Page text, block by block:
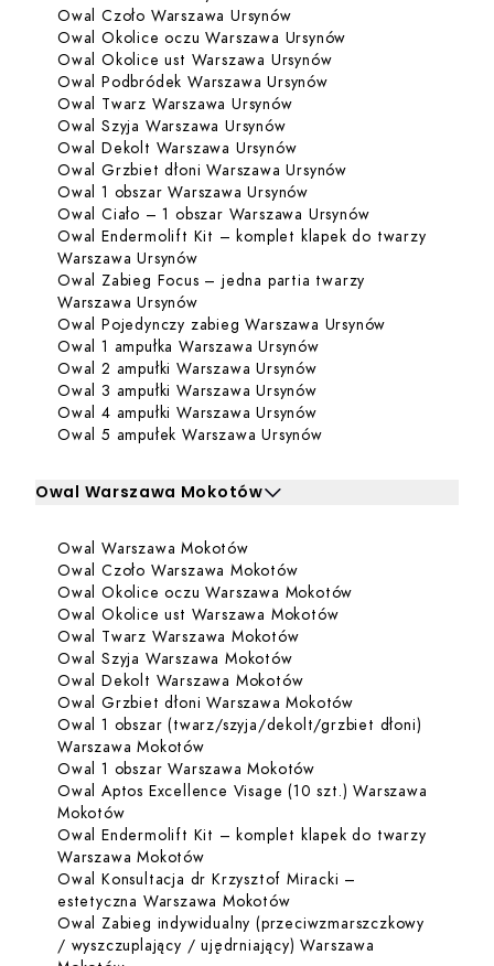
Owal Czoło Warszawa UrsynówDowiedz się więcej o
Owal Okolice oczu Warszawa Ursynów
Owal Okolice ust Warszawa UrsynówDowiedz się więcej
Owal Podbródek Warszawa UrsynówDowiedz się więcej o
Owal Twarz Warszawa UrsynówDowiedz się więcej o
Owal Szyja Warszawa UrsynówDowiedz się więcej o Owal
Owal Dekolt Warszawa UrsynówDowiedz się więcej o
Owal Grzbiet dłoni Warszawa Ursynów
Owal 1 obszar Warszawa Ursynów
Owal Ciało – 1 obszar Warszawa UrsynówDowiedz się
Owal Endermolift Kit – komplet klapek do twarzy
Warszawa UrsynówDowiedz się więcej o Owal
Owal Zabieg Focus – jedna partia twarzy
Warszawa UrsynówDowiedz się więcej o Owal Zabieg
Owal Pojedynczy zabieg Warszawa Ursynów
Owal 1 ampułka Warszawa UrsynówDowiedz się więcej o
Owal 2 ampułki Warszawa UrsynówDowiedz się więcej o
Owal 3 ampułki Warszawa UrsynówDowiedz się więcej o
Owal 4 ampułki Warszawa UrsynówDowiedz się więcej o
Owal 5 ampułek Warszawa UrsynówDowiedz się więcej o
Owal Warszawa Mokotów
Kliknij, aby rozwinąć i zobaczyć zabiegi dla Owal
Zabiegi dla Owal Warszawa Mokotów
Owal Warszawa MokotówDowiedz się więcej o Owal
Owal Czoło Warszawa MokotówDowiedz się więcej o
Owal Okolice oczu Warszawa Mokotów
Owal Okolice ust Warszawa MokotówDowiedz się więcej
Owal Twarz Warszawa MokotówDowiedz się więcej o
Owal Szyja Warszawa MokotówDowiedz się więcej o
Owal Dekolt Warszawa MokotówDowiedz się więcej o
Owal Grzbiet dłoni Warszawa Mokotów
Owal 1 obszar (twarz/szyja/dekolt/grzbiet dłoni)
Warszawa MokotówDowiedz się więcej o Owal 1 obszar
Owal 1 obszar Warszawa Mokotów
Owal Aptos Excellence Visage (10 szt.) Warszawa
MokotówDowiedz się więcej o Owal Aptos Excellence
Owal Endermolift Kit – komplet klapek do twarzy
Warszawa MokotówDowiedz się więcej o Owal
Owal Konsultacja dr Krzysztof Miracki –
estetyczna Warszawa MokotówDowiedz się więcej o
Owal Zabieg indywidualny (przeciwzmarszczkowy
/ wyszczuplający / ujędrniający) Warszawa